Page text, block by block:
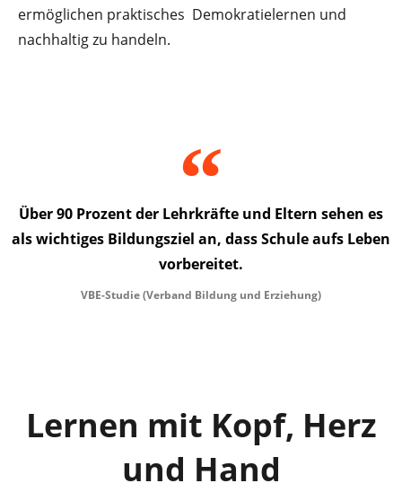
ermöglichen praktisches Demokratielernen und
nachhaltig zu handeln.
Über 90 Prozent der Lehrkräfte und Eltern sehen es
als wichtiges Bildungsziel an, dass Schule aufs Leben
vorbereitet.
VBE-Studie (Verband Bildung und Erziehung)
Lernen mit Kopf, Herz
und Hand